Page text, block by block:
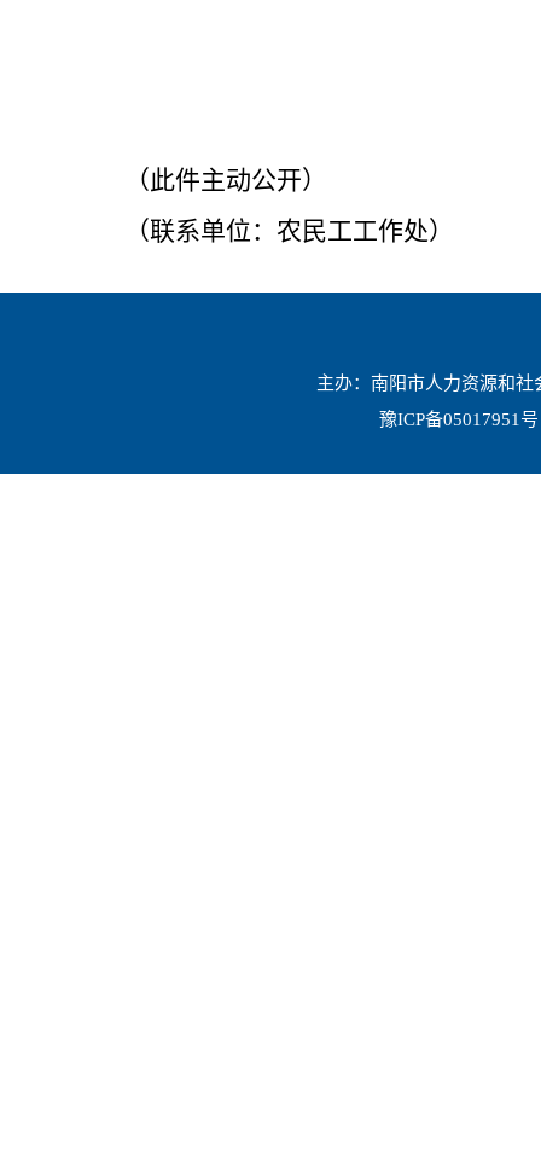
（此件主动公开）
（联系单位：农民工工作处）
主办：南阳市人力资源和
豫ICP备05017951号